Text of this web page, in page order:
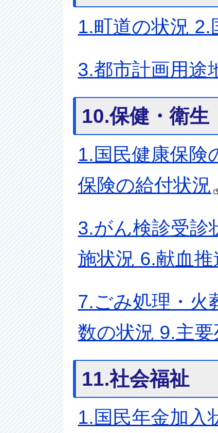
1.町道の状況
3.都市計画用途
10.保健・衛生
1.国民健康保険
保険の給付状況
3.がん検診受診
施状況 6.献血
7.ごみ処理・火
数の状況 9.主
11.社会福祉
1.国民年金加入